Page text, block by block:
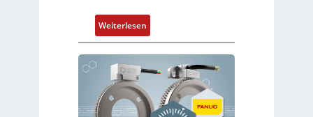
s
s
c
h
Weiterlesen:
M
o
b
l